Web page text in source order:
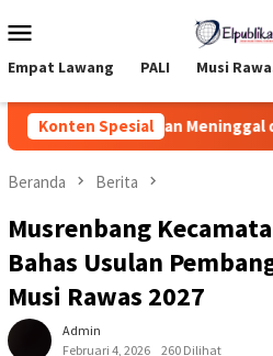
ke
Mobile
Empat Lawang PALI Musi
Konten Spesial
Ditemukan Meninggal di Rumah
Beranda Berita
Musrenbang
Bahas Usulan
Musi Rawas 2027
Admin
Februari 4, 2026
260 Dilihat